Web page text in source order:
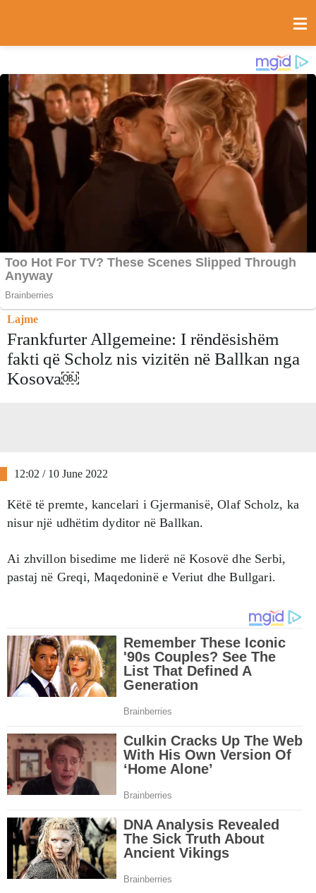
Lajme
Frankfurter Allgemeine: I rëndësishëm
fakti që Scholz nis vizitën në Ballkan nga
Kosova￼
12:02 / 10 June 2022
Këtë të premte, kancelari i Gjermanisë, Olaf Scholz, ka
nisur një udhëtim dyditor në Ballkan.
Ai zhvillon bisedime me liderë në Kosovë dhe Serbi,
pastaj në Greqi, Maqedoninë e Veriut dhe Bullgari.